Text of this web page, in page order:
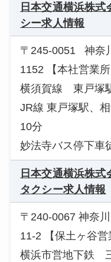
日本交通横浜株式
シー求人情報
〒245-0051 神奈
1152 【本社営業所
横須賀線 東戸塚
JR線 東戸塚駅、
10分
妙法寺バス停下車
日本交通横浜株
タクシー求人情報
〒240-0067 神奈
11-2 【保土ヶ谷営
横浜市営地下鉄